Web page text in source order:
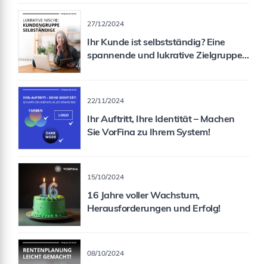
27/12/2024
Ihr Kunde ist selbstständig? Eine
spannende und lukrative Zielgruppe
22/11/2024
Ihr Auftritt, Ihre Identität – Machen
Sie VorFina zu Ihrem System!
15/10/2024
16 Jahre voller Wachstum,
Herausforderungen und Erfolg!
08/10/2024